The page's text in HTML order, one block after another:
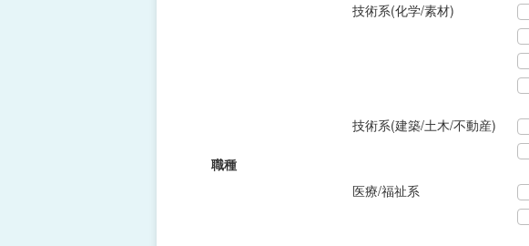
職種
技術系(化学/素材)
技術系(建築/土木/不動産)
医療/福祉系